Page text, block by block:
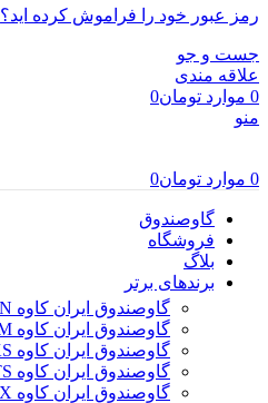
رمز عبور خود را فراموش کرده اید؟
جست و جو
علاقه مندی
0 موارد تومان0
منو
0 موارد تومان0
گاوصندوق
فروشگاه
بلاگ
برندهای برتر
گاوصندوق ایران کاوه KN
گاوصندوق ایران کاوه GM
گاوصندوق ایران کاوه KS
گاوصندوق ایران کاوه TS
گاوصندوق ایران کاوه LUX